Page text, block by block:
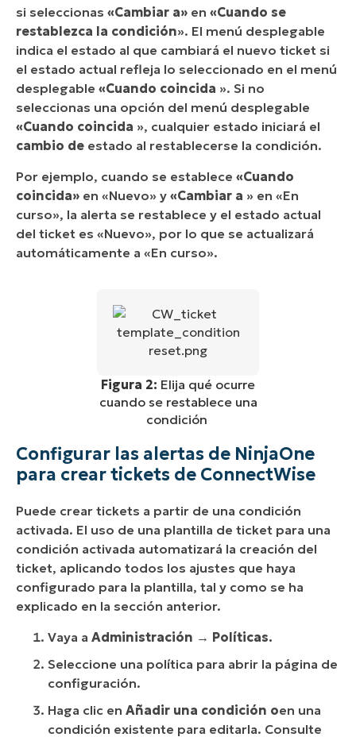
si seleccionas «Cambiar a» en «Cuando se
restablezca la condición». El menú desplegable
indica el estado al que cambiará el nuevo ticket si
el estado actual refleja lo seleccionado en el menú
desplegable «Cuando coincida ». Si no
seleccionas una opción del menú desplegable
«Cuando coincida », cualquier estado iniciará el
cambio de estado al restablecerse la condición.
Por ejemplo, cuando se establece «Cuando
coincida» en «Nuevo» y «Cambiar a » en «En
curso», la alerta se restablece y el estado actual
del ticket es «Nuevo», por lo que se actualizará
automáticamente a «En curso».
Figura 2: Elija qué ocurre
cuando se restablece una
condición
Configurar las alertas de NinjaOne
para crear tickets de ConnectWise
Puede crear tickets a partir de una condición
activada. El uso de una plantilla de ticket para una
condición activada automatizará la creación del
ticket, aplicando todos los ajustes que haya
configurado para la plantilla, tal y como se ha
explicado en la sección anterior.
Vaya a Administración → Políticas.
Seleccione una política para abrir la página de
configuración.
Haga clic en Añadir una condición oen una
condición existente para editarla. Consulte